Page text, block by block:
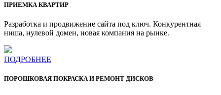
ПРИЕМКА КВАРТИР
Разработка и продвижение сайта под ключ. Конкурентная
ниша, нулевой домен, новая компания на рынке.
ПОДРОБНЕЕ
ПОРОШКОВАЯ ПОКРАСКА И РЕМОНТ ДИСКОВ